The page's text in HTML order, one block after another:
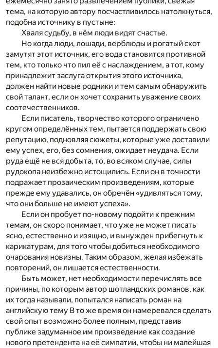
тема, на которую автору посчастливилось натолкнуться,
подобна источнику в пустыне:
Хваля судьбу, в нём люди видят счастье.
Но когда люди, лошади, верблюды и рогатый скот
замутят этот источник, его вода становится противной
тем, кто только что пил её с наслаждением, а тот, кому
принадлежит заслуга открытия этого источника,
должен найти новые родники и тем самым обнаружить
свой талант, если он хочет сохранить уважение своих
соотечественников.
Если писатель, творчество которого ограничено
кругом определённых тем, пытается поддержать свою
репутацию, подновляя сюжеты, которые уже доставили
ему успех, его, без сомнения, ожидает неудача. Если
руда ещё не вся добыта, то, во всяком случае, силы
рудокопа неизбежно истощились. Если он в точности
подражает прозаическим произведениям, которые
прежде ему удавались, он обречён «удивляться тому,
что они больше не имеют успеха».
Если он пробует по-новому подойти к прежним
темам, он скоро понимает, что уже не может писать
ясно, естественно и изящно, и вынужден прибегнуть к
карикатурам, для того чтобы добиться необходимого
очарования новизны. Таким образом, желая избежать
повторений, он лишается естественности.
Быть может, нет необходимости перечислять все
причины, по которым автор шотландских романов, как
их тогда называли, попытался написать роман на
английскую тему В то же время он намеревался сделать
свой опыт возможно более полным, представив
публике задуманное им произведение как создание
нового претендента на её симпатии, чтобы ни малейшая